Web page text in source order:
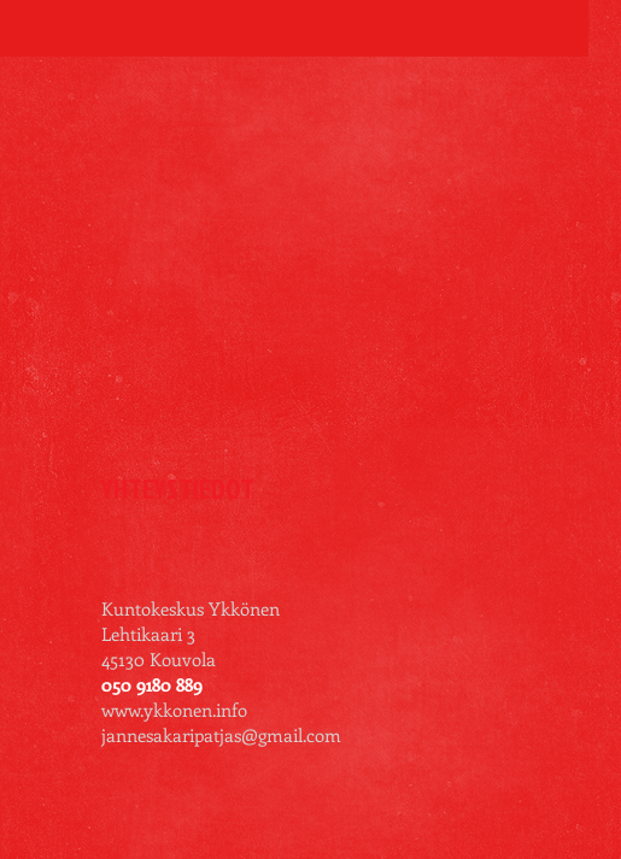
YHTEYSTIEDOT
Kuntokeskus Ykkönen
Lehtikaari 3
45130 Kouvola
050 9180 889
www.ykkonen.info
jannesakaripatjas@gmail.com